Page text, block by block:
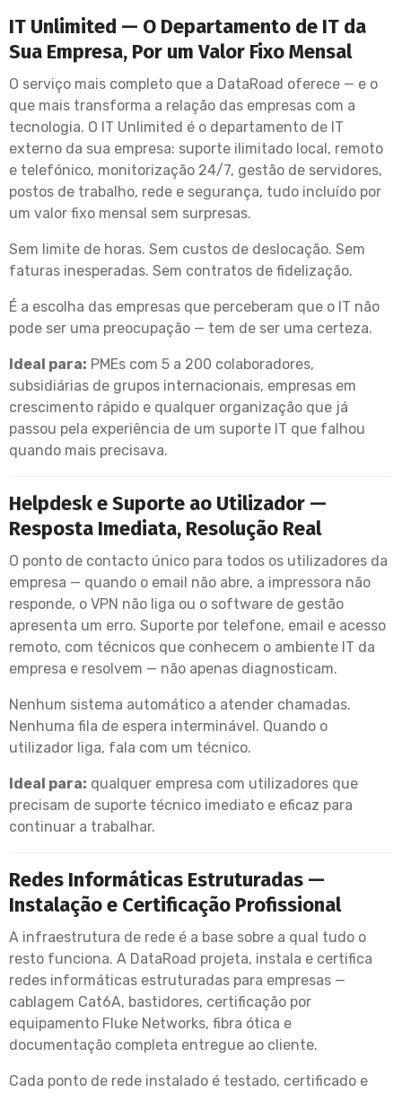
IT Unlimited — O Departamento de IT da
Sua Empresa, Por um Valor Fixo Mensal
O serviço mais completo que a DataRoad oferece — e o
que mais transforma a relação das empresas com a
tecnologia. O IT Unlimited é o departamento de IT
externo da sua empresa: suporte ilimitado local, remoto
e telefónico, monitorização 24/7, gestão de servidores,
postos de trabalho, rede e segurança, tudo incluído por
um valor fixo mensal sem surpresas.
Sem limite de horas. Sem custos de deslocação. Sem
faturas inesperadas. Sem contratos de fidelização.
É a escolha das empresas que perceberam que o IT não
pode ser uma preocupação — tem de ser uma certeza.
Ideal para: PMEs com 5 a 200 colaboradores,
subsidiárias de grupos internacionais, empresas em
crescimento rápido e qualquer organização que já
passou pela experiência de um suporte IT que falhou
quando mais precisava.
Helpdesk e Suporte ao Utilizador —
Resposta Imediata, Resolução Real
O ponto de contacto único para todos os utilizadores da
empresa — quando o email não abre, a impressora não
responde, o VPN não liga ou o software de gestão
apresenta um erro. Suporte por telefone, email e acesso
remoto, com técnicos que conhecem o ambiente IT da
empresa e resolvem — não apenas diagnosticam.
Nenhum sistema automático a atender chamadas.
Nenhuma fila de espera interminável. Quando o
utilizador liga, fala com um técnico.
Ideal para: qualquer empresa com utilizadores que
precisam de suporte técnico imediato e eficaz para
continuar a trabalhar.
Redes Informáticas Estruturadas —
Instalação e Certificação Profissional
A infraestrutura de rede é a base sobre a qual tudo o
resto funciona. A DataRoad projeta, instala e certifica
redes informáticas estruturadas para empresas —
cablagem Cat6A, bastidores, certificação por
equipamento Fluke Networks, fibra ótica e
documentação completa entregue ao cliente.
Cada ponto de rede instalado é testado, certificado e